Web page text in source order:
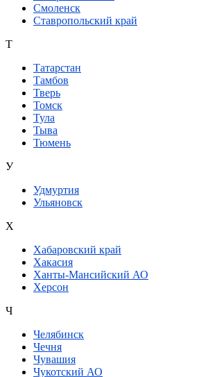
Смоленск
Ставропольский край
Т
Татарстан
Тамбов
Тверь
Томск
Тула
Тыва
Тюмень
У
Удмуртия
Ульяновск
Х
Хабаровский край
Хакасия
Ханты-Мансийский АО
Херсон
Ч
Челябинск
Чечня
Чувашия
Чукотский АО